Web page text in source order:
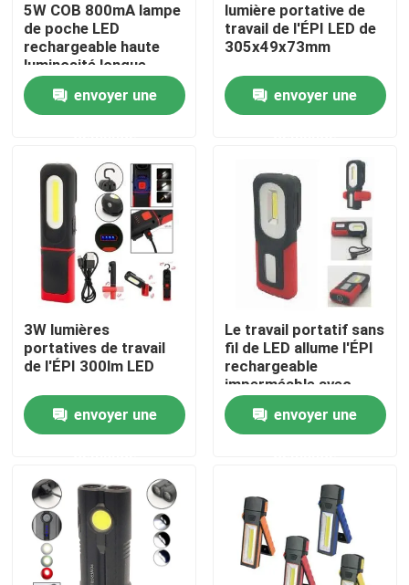
Maison
Produits
Vidéos
Exposition de VR
Au sujet de nous
Visite d'usine
Contrôle de qualité
Demandez une citation
Lumières portatives de travail de LED
5W COB 800mA lampe
de poche LED
rechargeable haute
luminosité longue
distance de rayon
envoyer une
lumière portative de
travail de l'ÉPI LED de
305x49x73mm
envoyer une
3W lumières
portatives de travail
de l'ÉPI 300lm LED
envoyer une
Le travail portatif sans
fil de LED allume l'ÉPI
rechargeable
imperméable avec
l'agrafe pliable de
support avec l'aimant
fort
envoyer une